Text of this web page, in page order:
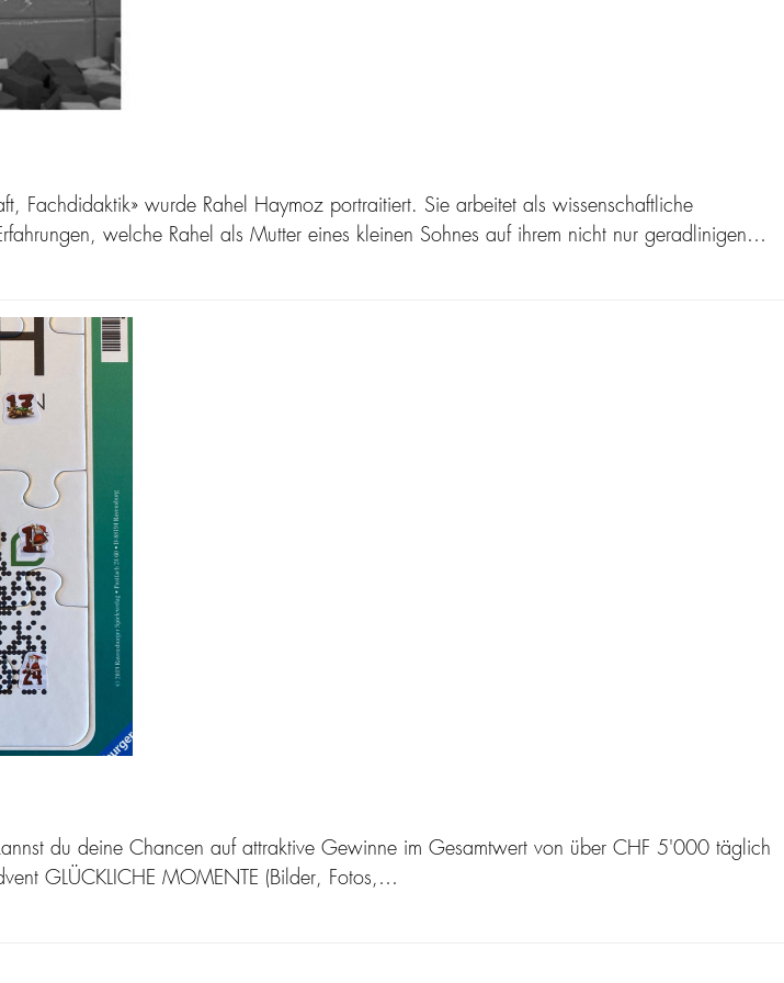
Fachdidaktik» wurde Rahel Haymoz portraitiert. Sie arbeitet als wissenschaftliche
welche Rahel als Mutter eines kleinen Sohnes auf ihrem nicht nur geradlinigen…
du deine Chancen auf attraktive Gewinne im Gesamtwert von über CHF 5'000 täglich
GLÜCKLICHE MOMENTE (Bilder, Fotos,…